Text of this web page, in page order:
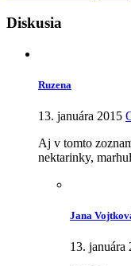
Diskusia
Ruzena
13. januára 2015
Aj v tomto
nektarinky,
Jana
13. januára